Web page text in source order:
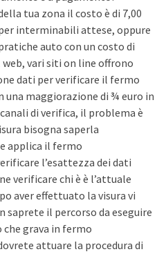
tua zona il costo è di 7,00
interminabili attese, oppure
auto con un costo di
web, vari siti on line offrono
dati per verificare il fermo
maggiorazione di ¾ euro in
di verifica, il problema è
bisogna saperla
applica il fermo
l’esattezza dei dati
verificare chi è è l’attuale
aver effettuato la visura vi
il percorso da eseguire
che grava in fermo
attuare la procedura di